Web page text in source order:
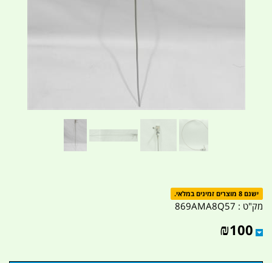
ישנם 8 מוצרים זמינים במלאי.
מק"ט : 869AMA8Q57
₪100